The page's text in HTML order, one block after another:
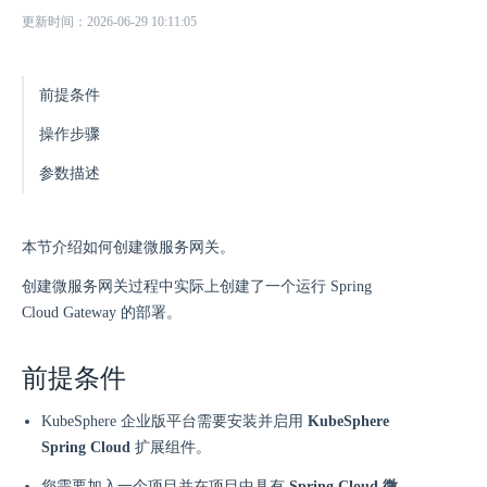
更新时间：2026-06-29 10:11:05
前提条件
操作步骤
参数描述
本节介绍如何创建微服务网关。
创建微服务网关过程中实际上创建了一个运行 Spring
Cloud Gateway 的部署。
前提条件
KubeSphere 企业版平台需要安装并启用 KubeSphere
Spring Cloud 扩展组件。